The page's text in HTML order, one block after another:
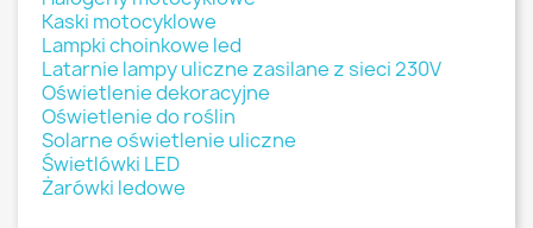
Kaski motocyklowe
Lampki choinkowe led
Latarnie lampy uliczne zasilane z sieci 230V
Oświetlenie dekoracyjne
Oświetlenie do roślin
Solarne oświetlenie uliczne
Świetlówki LED
Żarówki ledowe